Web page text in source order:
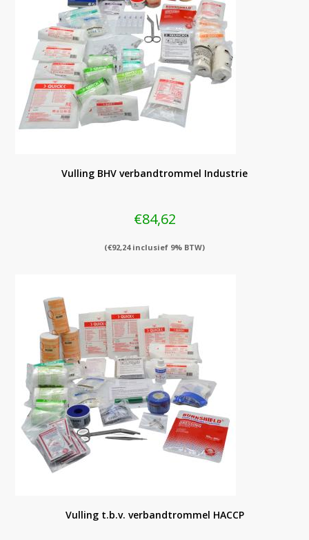
Vulling BHV verbandtrommel Industrie
€84,62
(€92,24inclusief 9% BTW)
Vulling t.b.v. verbandtrommel HACCP